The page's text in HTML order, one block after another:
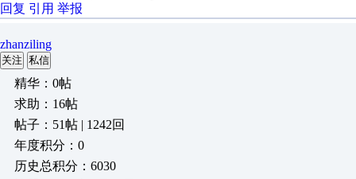
回复 引用 举报
zhanziling
关注 私信
精华：0帖
求助：16帖
帖子：51帖 | 1242回
年度积分：0
历史总积分：6030